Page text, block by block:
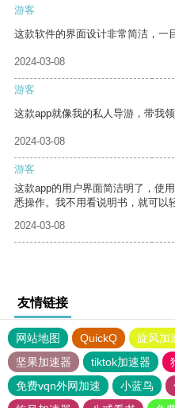
游客
这款软件的界面设计非常简洁，一
2024-03-08
游客
这款app就像我的私人导游，带我
2024-03-08
游客
这款app的用户界面简洁明了，使
悉操作。我不用看说明书，就可以
2024-03-08
友情链接
网站地图 QuickQ 旋风加
坚果加速器
tiktok加速器
免费vqn外网加速
小蓝鸟